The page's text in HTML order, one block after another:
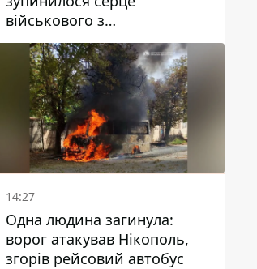
військового з
Дніпропетровської області
Ростислава Лупашка
14:27
Одна людина загинула:
ворог атакував Нікополь,
згорів рейсовий автобус